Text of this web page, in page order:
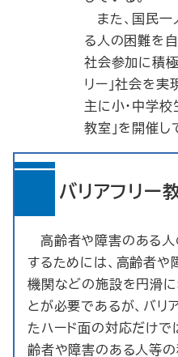
また、国民
る人の困難を
社会参加に積極
リー」社会を実
主に小・中学校
教室」を開催し
バリアフリー
高齢者や障害のある
するためには、高齢者
機関などの施設を円滑
とが必要であるが、バリ
たハード面の対応だけで
齢者や障害のある人等